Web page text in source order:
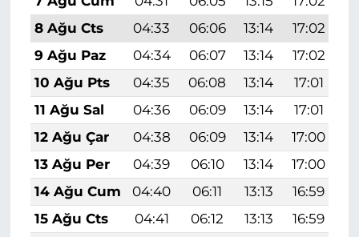
8 Ağu Cts
04:33 06:06 13:14 17:02
9 Ağu Paz
04:34 06:07 13:14 17:02
10 Ağu Pts
04:35 06:08 13:14 17:01
11 Ağu Sal
04:36 06:09 13:14 17:01
12 Ağu Çar
04:38 06:09 13:14 17:00
13 Ağu Per
04:39 06:10 13:14 17:00
14 Ağu Cum
04:40 06:11 13:13 16:59
15 Ağu Cts
04:41 06:12 13:13 16:59